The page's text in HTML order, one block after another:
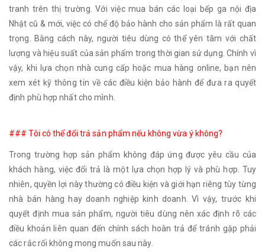
tranh trên thị trường. Với việc mua bán các loại bếp ga nội địa
Nhật cũ & mới, việc có chế độ bảo hành cho sản phẩm là rất quan
trọng. Bằng cách này, người tiêu dùng có thể yên tâm với chất
lượng và hiệu suất của sản phẩm trong thời gian sử dụng. Chính vì
vậy, khi lựa chọn nhà cung cấp hoặc mua hàng online, bạn nên
xem xét kỹ thông tin về các điều kiện bảo hành để đưa ra quyết
định phù hợp nhất cho mình.
### Tôi có thể đổi trả sản phẩm nếu không vừa ý không?
Trong trường hợp sản phẩm không đáp ứng được yêu cầu của
khách hàng, việc đổi trả là một lựa chọn hợp lý và phù hợp. Tuy
nhiên, quyền lợi này thường có điều kiện và giới hạn riêng tùy từng
nhà bán hàng hay doanh nghiệp kinh doanh. Vì vậy, trước khi
quyết định mua sản phẩm, người tiêu dùng nên xác định rõ các
điều khoản liên quan đến chính sách hoàn trả để tránh gặp phải
các rắc rối không mong muốn sau này.